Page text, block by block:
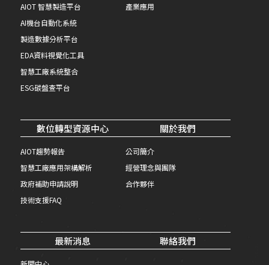
AIOT 智慧製造平台
AI機台自動化系統
製造數據分析平台
EDA資料視覺化工具
智慧工廠系統整合
ESG碳盤查平台
產業應用
數位轉型資源中心
AIOT趨勢報告
智慧工廠應用架構解析
政府補助申請說明
技術支援FAQ
關於我們
公司簡介
經營理念與團隊
合作夥伴
最新消息 聯絡我們